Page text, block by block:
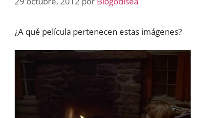
¿A qué película pertenecen estas imágenes?